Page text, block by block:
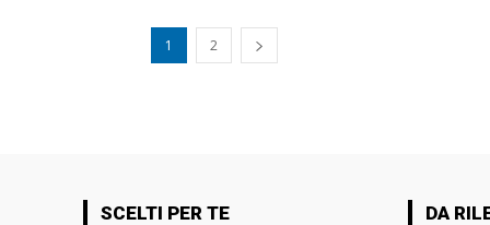
1 2
SCELTI PER TE DA